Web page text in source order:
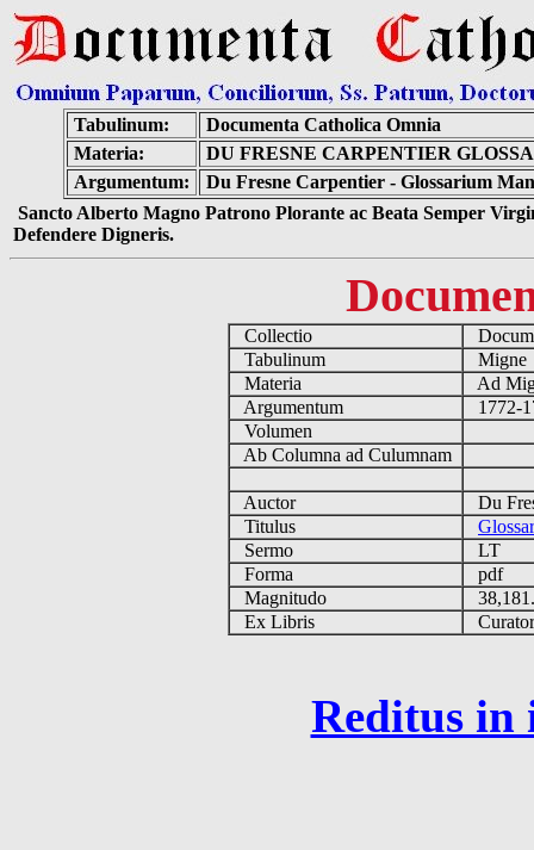
Tabulinum:
Documenta Catholica Omnia
Materia:
DU FRESNE CARPENTIER
Argumentum:
Du Fresne Carpentier - Glossarium
Sancto Alberto Magno Patrono Plorante ac Beata Semper
Defendere Digneris.
Collectio
Tabulinum
Materia
Ad
Argumentum
1772-
Volumen
Ab Columna ad Culumnam
Auctor
Du
Titulus
Sermo
LT
Forma
pdf
Magnitudo
Ex Libris
Reditus in